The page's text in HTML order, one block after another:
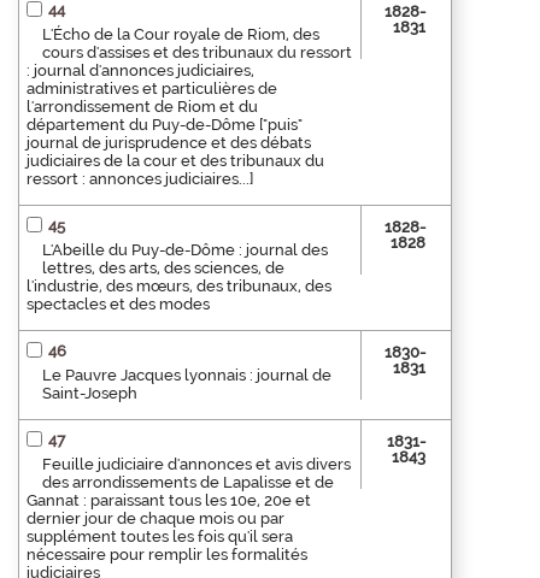
44
L'Écho de la Cour royale de Riom, des
cours d'assises et des tribunaux du ressort
: journal d'annonces judiciaires,
administratives et particulières de
l'arrondissement de Riom et du
département du Puy-de-Dôme ["puis"
journal de jurisprudence et des débats
judiciaires de la cour et des tribunaux du
ressort : annonces judiciaires...]
1828-
1831
45
L'Abeille du Puy-de-Dôme : journal des
lettres, des arts, des sciences, de
l'industrie, des mœurs, des tribunaux, des
spectacles et des modes
1828-
1828
46
Le Pauvre Jacques lyonnais : journal de
Saint-Joseph
1830-
1831
47
Feuille judiciaire d'annonces et avis divers
des arrondissements de Lapalisse et de
Gannat : paraissant tous les 10e, 20e et
dernier jour de chaque mois ou par
supplément toutes les fois qu'il sera
nécessaire pour remplir les formalités
judiciaires
1831-
1843